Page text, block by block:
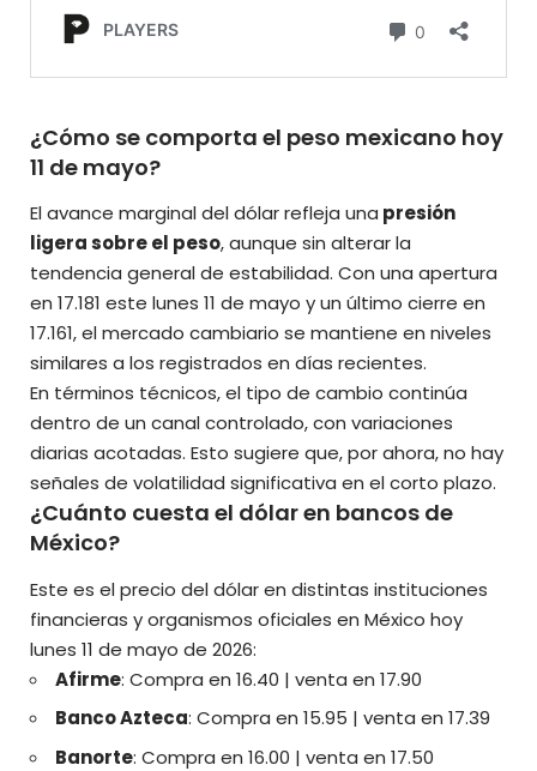
¿Cómo se comporta el peso mexicano hoy
11 de mayo?
El avance marginal del dólar refleja una presión
ligera sobre el peso, aunque sin alterar la
tendencia general de estabilidad. Con una apertura
en 17.181 este lunes 11 de mayo y un último cierre en
17.161, el mercado cambiario se mantiene en niveles
similares a los registrados en días recientes.
En términos técnicos, el tipo de cambio continúa
dentro de un canal controlado, con variaciones
diarias acotadas. Esto sugiere que, por ahora, no hay
señales de volatilidad significativa en el corto plazo.
¿Cuánto cuesta el dólar en bancos de
México?
Este es el precio del dólar en distintas instituciones
financieras y organismos oficiales en México hoy
lunes 11 de mayo de 2026:
Afirme: Compra en 16.40 | venta en 17.90
Banco Azteca: Compra en 15.95 | venta en 17.39
Banorte: Compra en 16.00 | venta en 17.50